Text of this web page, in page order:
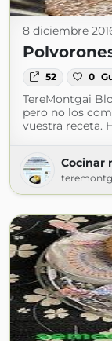
8 diciembre
52 0
TereMontgai
pero no los
vuestra receta.
Cocinar